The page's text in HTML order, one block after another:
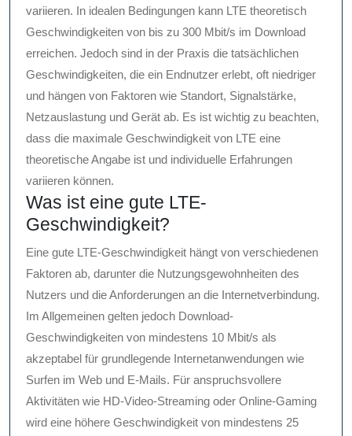
variieren. In idealen Bedingungen kann LTE theoretisch
Geschwindigkeiten von bis zu 300 Mbit/s im Download
erreichen. Jedoch sind in der Praxis die tatsächlichen
Geschwindigkeiten, die ein Endnutzer erlebt, oft niedriger
und hängen von Faktoren wie Standort, Signalstärke,
Netzauslastung und Gerät ab. Es ist wichtig zu beachten,
dass die maximale Geschwindigkeit von LTE eine
theoretische Angabe ist und individuelle Erfahrungen
variieren können.
Was ist eine gute LTE-
Geschwindigkeit?
Eine gute LTE-Geschwindigkeit hängt von verschiedenen
Faktoren ab, darunter die Nutzungsgewohnheiten des
Nutzers und die Anforderungen an die Internetverbindung.
Im Allgemeinen gelten jedoch Download-
Geschwindigkeiten von mindestens 10 Mbit/s als
akzeptabel für grundlegende Internetanwendungen wie
Surfen im Web und E-Mails. Für anspruchsvollere
Aktivitäten wie HD-Video-Streaming oder Online-Gaming
wird eine höhere Geschwindigkeit von mindestens 25